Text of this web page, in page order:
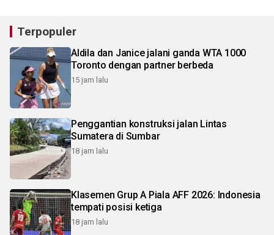
Terpopuler
Aldila dan Janice jalani ganda WTA 1000
Toronto dengan partner berbeda
15 jam lalu
Penggantian konstruksi jalan Lintas
Sumatera di Sumbar
18 jam lalu
Klasemen Grup A Piala AFF 2026: Indonesia
tempati posisi ketiga
18 jam lalu